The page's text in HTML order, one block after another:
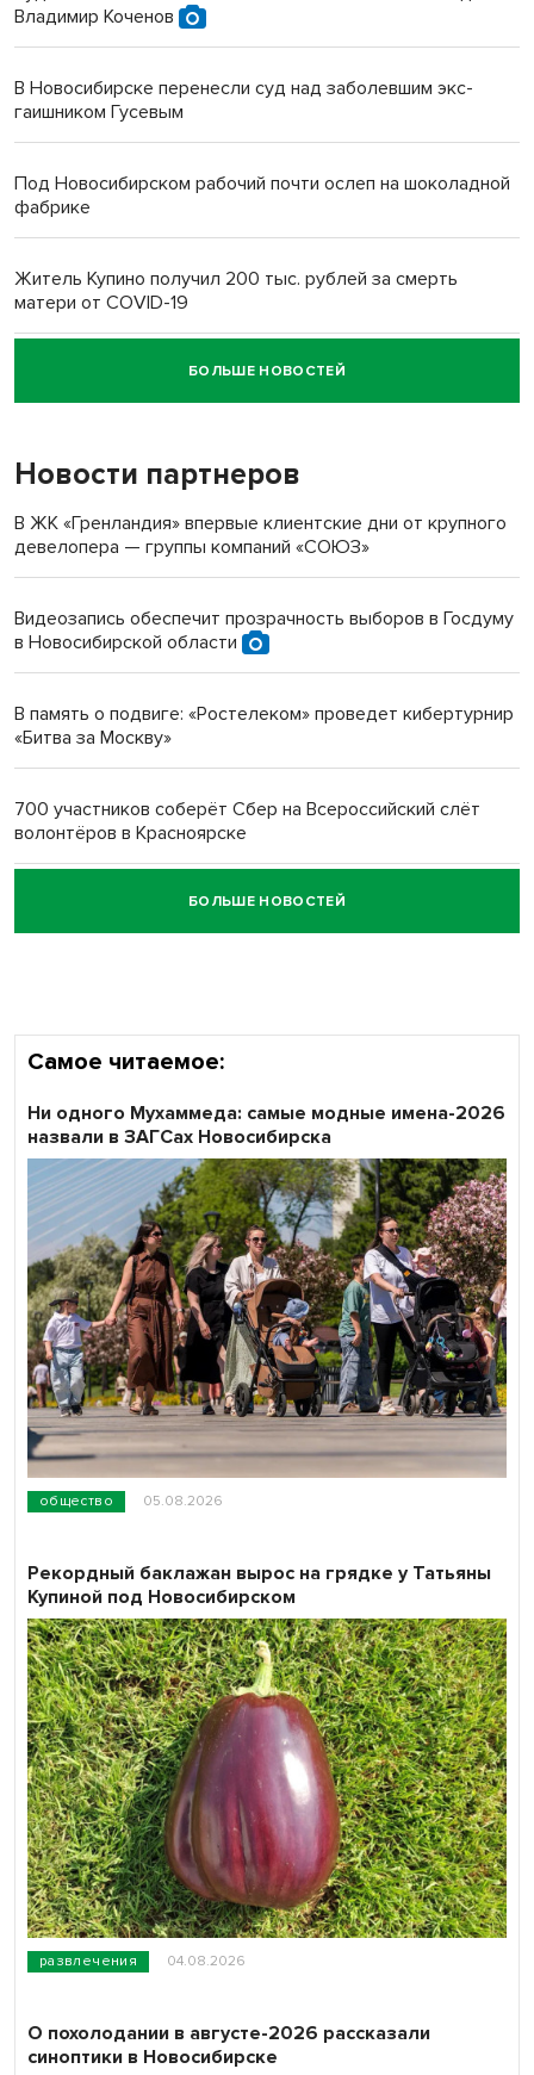
Владимир Коченов
В Новосибирске перенесли суд над заболевшим экс-
гаишником Гусевым
Под Новосибирском рабочий почти ослеп на шоколадной
фабрике
Житель Купино получил 200 тыс. рублей за смерть
матери от COVID-19
Новосибирский суд наказал водителя за смерть
пенсионерки на вокзале
«Мы живём на пастбище!»: в новосибирском селе лошади
терроризируют жителей
Новосибирский преподаватель с женой вошли в топ-16
БОЛЬШЕ НОВОСТЕЙ
Новости партнеров
В ЖК «Гренландия» впервые клиентские дни от крупного
девелопера — группы компаний «СОЮЗ»
Видеозапись обеспечит прозрачность выборов в Госдуму
в Новосибирской области
В память о подвиге: «Ростелеком» проведет кибертурнир
«Битва за Москву»
700 участников соберёт Сбер на Всероссийский слёт
волонтёров в Красноярске
Честный выбор: видеонаблюдение обеспечит
объективность результатов ЕДГ в Новосибирской
БОЛЬШЕ НОВОСТЕЙ
Самое читаемое:
общество 05.08.2026
Ни одного Мухаммеда: самые модные имена-2026
назвали в ЗАГСах Новосибирска
развлечения 04.08.2026
Рекордный баклажан вырос на грядке у Татьяны
Купиной под Новосибирском
О похолодании в августе-2026 рассказали
синоптики в Новосибирске